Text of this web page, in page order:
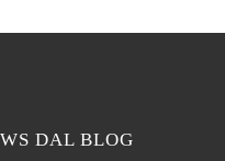
DAL BLOG